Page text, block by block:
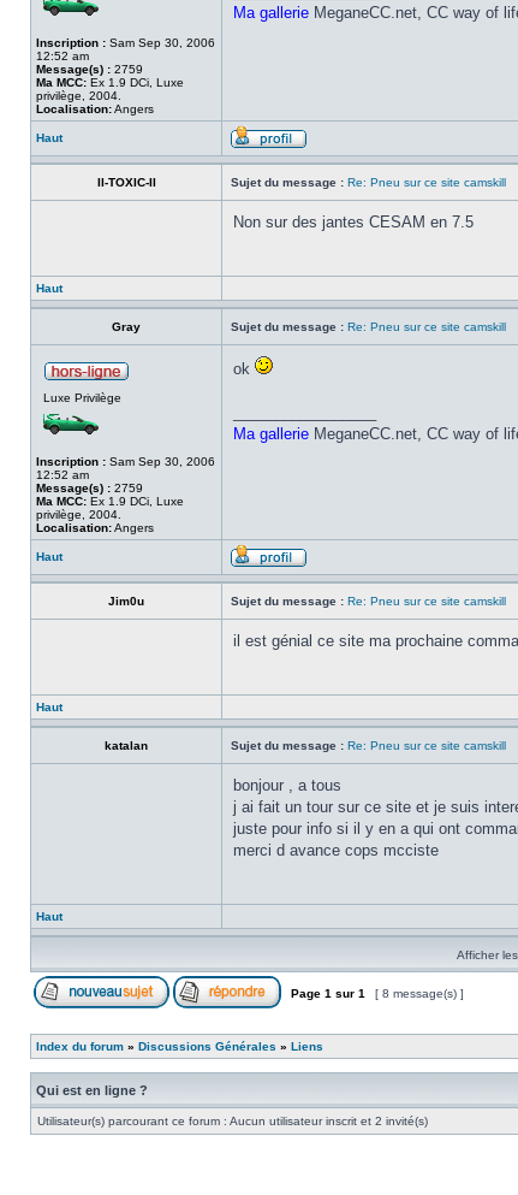
Inscription : Sam Sep 30, 2006
12:52 am
Message(s) : 2759
Ma MCC: Ex 1.9 DCi, Luxe
privilège, 2004.
Localisation:Angers
Ma gallerie MeganeCC.net, CC way of
Haut
II-TOXIC-II Sujet du message : Re: Pneu sur ce site camskill
Non sur des jantes CESAM en 7.5
Haut
Gray Sujet du message : Re: Pneu sur ce site camskill
Luxe Privilège
Inscription : Sam Sep 30, 2006
12:52 am
Message(s) : 2759
Ma MCC: Ex 1.9 DCi, Luxe
privilège, 2004.
Localisation:Angers
ok
Ma gallerie MeganeCC.net, CC way of
Haut
Jim0u Sujet du message : Re: Pneu sur ce site camskill
il est génial ce site ma prochaine
Haut
katalan Sujet du message : Re: Pneu sur ce site camskill
bonjour , a tous
j ai fait un tour sur ce site et je suis
juste pour info si il y en a qui ont
merci d avance cops mcciste
Haut
Afficher
Page 1 sur 1 [ 8 message(s) ]
Index du forum » Discussions Générales » Liens
Qui est en ligne ?
Utilisateur(s) parcourant ce forum : Aucun utilisateur inscrit et 2 invité(s)